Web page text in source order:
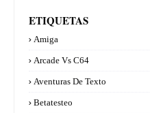
ETIQUETAS
Amiga
Arcade Vs C64
Aventuras De Texto
Betatesteo